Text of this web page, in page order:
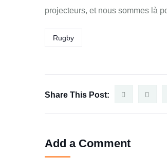
projecteurs, et nous sommes là
Rugby
Share This Post:
Add a Comment